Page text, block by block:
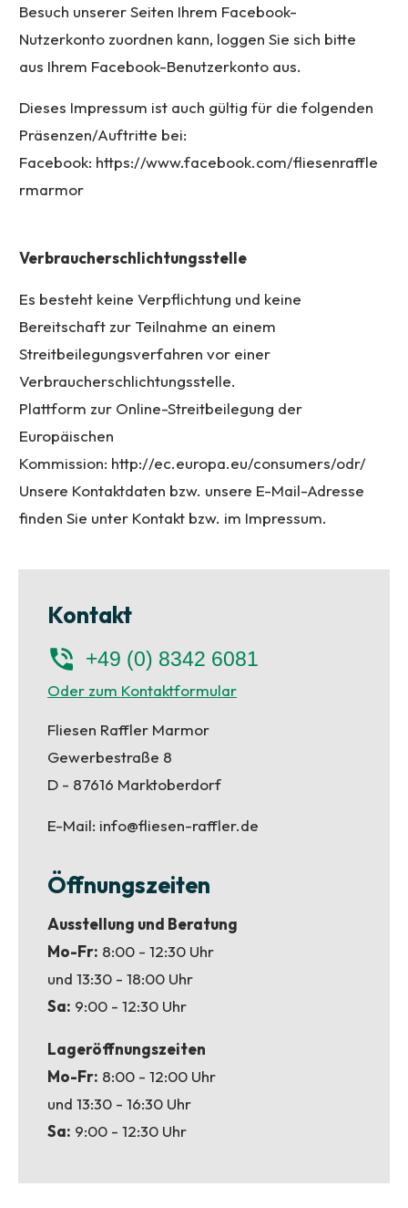
Besuch unserer Seiten Ihrem Facebook-
Nutzerkonto zuordnen kann, loggen Sie sich bitte
aus Ihrem Facebook-Benutzerkonto aus.
Dieses Impressum ist auch gültig für die folgenden
Präsenzen/Auftritte bei:
Facebook: https://www.facebook.com/fliesenraffle
rmarmor
Verbraucherschlichtungsstelle
Es besteht keine Verpflichtung und keine
Bereitschaft zur Teilnahme an einem
Streitbeilegungsverfahren vor einer
Verbraucherschlichtungsstelle.
Plattform zur Online-Streitbeilegung der
Europäischen
Kommission: http://ec.europa.eu/consumers/odr/
Unsere Kontaktdaten bzw. unsere E-Mail-Adresse
finden Sie unter Kontakt bzw. im Impressum.
Kontakt
+49 (0) 8342 6081
Oder zum Kontaktformular
Fliesen Raffler Marmor
Gewerbestraße 8
D - 87616 Marktoberdorf
E-Mail: info@fliesen-raffler.de
Öffnungszeiten
Ausstellung und Beratung
Mo-Fr: 8:00 - 12:30 Uhr
und 13:30 - 18:00 Uhr
Sa: 9:00 - 12:30 Uhr
Lageröffnungszeiten
Mo-Fr: 8:00 - 12:00 Uhr
und 13:30 - 16:30 Uhr
Sa: 9:00 - 12:30 Uhr